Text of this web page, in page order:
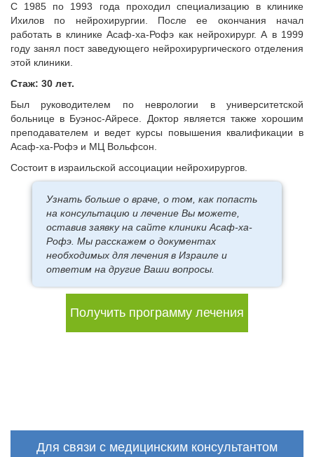
С 1985 по 1993 года проходил специализацию в клинике
Ихилов по нейрохирургии. После ее окончания начал
работать в клинике Асаф-ха-Рофэ как нейрохирург. А в 1999
году занял пост заведующего нейрохирургического отделения
этой клиники.
Стаж: 30 лет.
Был руководителем по неврологии в университетской
больнице в Буэнос-Айресе. Доктор является также хорошим
преподавателем и ведет курсы повышения квалификации в
Асаф-ха-Рофэ и МЦ Вольфсон.
Состоит в израильской ассоциации нейрохирургов.
Узнать больше о враче, о том, как попасть
на консультацию и лечение Вы можете,
оставив заявку на сайте клиники Асаф-ха-
Рофэ. Мы расскажем о документах
необходимых для лечения в Израиле и
ответим на другие Ваши вопросы.
Получить программу лечения
Для связи с медицинским консультантом